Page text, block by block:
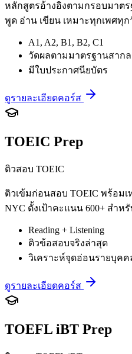
หลักสูตรอ้างอิงตามกรอบมาตร
พูด อ่าน เขียน เหมาะทุกเพศทุก
A1, A2, B1, B2, C1
วัดผลตามมาตรฐานสากล
มีใบประกาศนียบัตร
ดูรายละเอียดคอร์ส
TOEIC Prep
ติวสอบ TOEIC
ติวเข้มก่อนสอบ TOEIC พร้อม
NYC ตั้งเป้าคะแนน 600+ สำห
Reading + Listening
ติวข้อสอบจริงล่าสุด
วิเคราะห์จุดอ่อนรายบุคค
ดูรายละเอียดคอร์ส
TOEFL iBT Prep